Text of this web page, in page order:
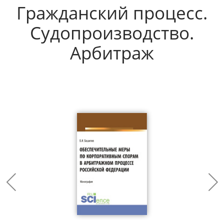
Гражданский процесс.
Судопроизводство.
Арбитраж